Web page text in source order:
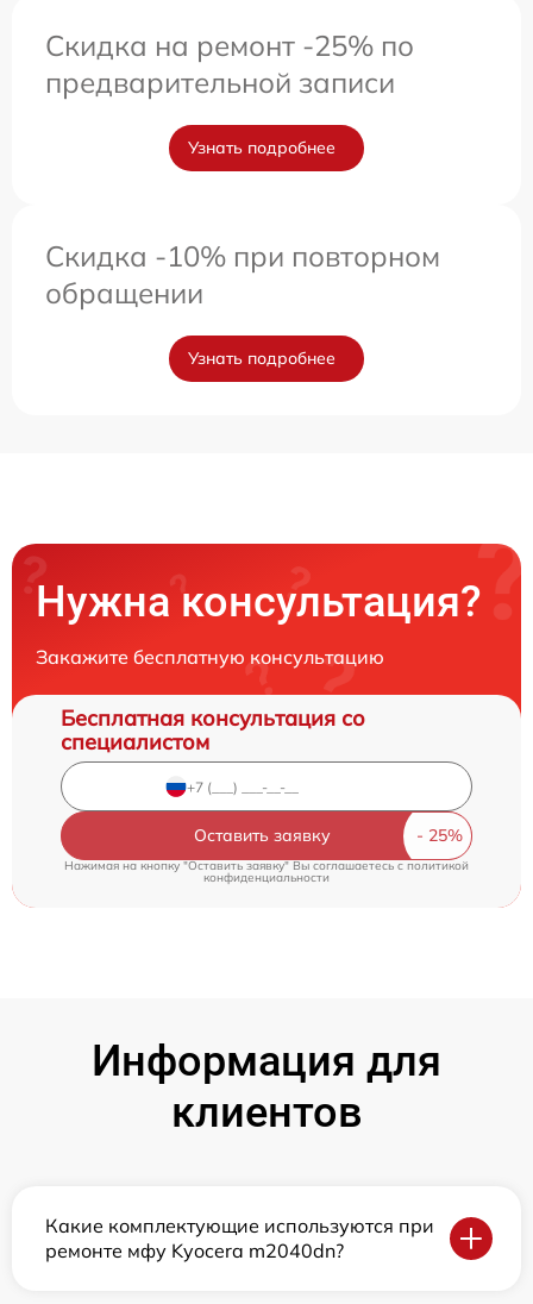
Скидка на ремонт -25% по
предварительной записи
Узнать подробнее
Скидка -10% при повторном
обращении
Узнать подробнее
Нужна консультация?
Закажите бесплатную консультацию
Бесплатная консультация со
специалистом
Оставить заявку
Нажимая на кнопку "Оставить заявку" Вы соглашаетесь c политикой
конфиденциальности
Информация для
клиентов
Какие комплектующие используются при
ремонте мфу Kyocera m2040dn?